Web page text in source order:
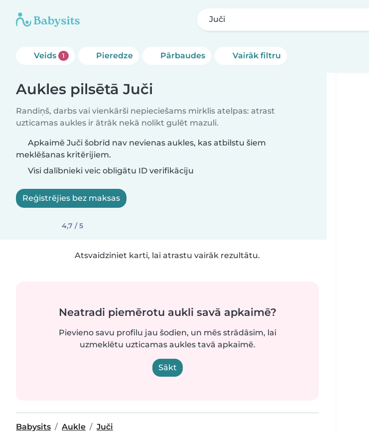
Juči
Veids 1 Pieredze Pārbaudes Vairāk filtru
Aukles pilsētā Juči
Randiņš, darbs vai vienkārši nepieciešams mirklis atelpas: atrast
uzticamas aukles ir ātrāk nekā nolikt gulēt mazuli.
Apkaimē Juči šobrīd nav nevienas aukles, kas atbilstu šiem
meklēšanas kritērijiem.
Visi dalībnieki veic obligātu ID verifikāciju
Reģistrējies bez maksas
4,7 / 5
Atsvaidziniet karti, lai atrastu vairāk rezultātu.
Neatradi piemērotu aukli savā apkaimē?
Pievieno savu profilu jau šodien, un mēs strādāsim, lai
uzmeklētu uzticamas aukles tavā apkaimē.
Sākt
Babysits Aukle Juči